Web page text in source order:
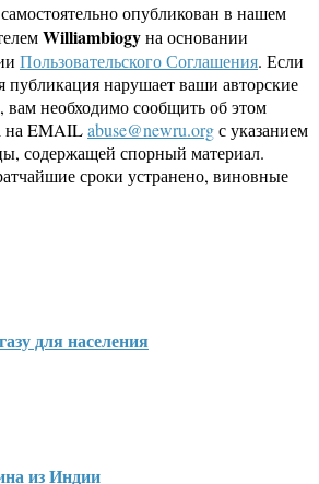
опубликован в нашем
Williambiogyна основании
Пользовательского Соглашения. Если
публикация нарушает ваши авторские
необходимо сообщить об этом
на EMAILabuse@newru.orgс указанием
содержащей спорный материал.
сроки устранено, виновные
для населения
из Индии